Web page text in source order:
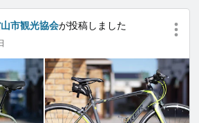
類（免許証等）をご提示ください。
市観光協会が投稿しました